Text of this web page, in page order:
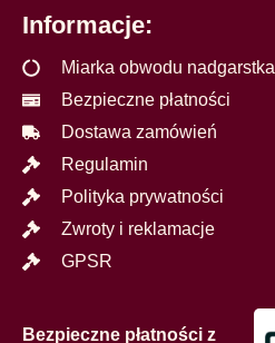
Informacje:
Miarka obwodu nadgarstka
Bezpieczne płatności
Dostawa zamówień
Regulamin
Polityka prywatności
Zwroty i reklamacje
GPSR
Bezpieczne płatności z